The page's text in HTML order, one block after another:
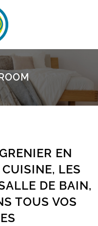
EN
LES
DE BAIN,
TOUS VOS